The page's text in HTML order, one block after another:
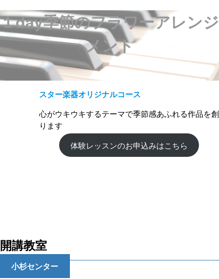
１day季節のフラワーアレンジ
メント
スター楽器オリジナルコース
心がウキウキするテーマで季節感あふれる作品を創
ります
体験レッスンのお申込みはこちら
開講教室
小杉センター